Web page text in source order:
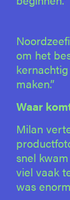
om het
maken.”
Waar
Milan
snel
viel vaak
was